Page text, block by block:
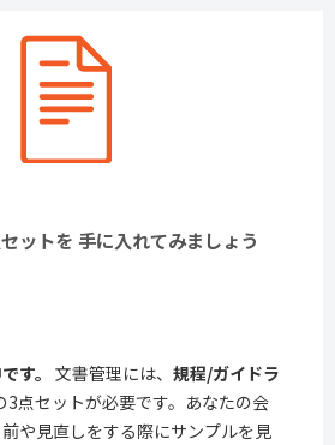
ットを 手に入れてみましょう
す。 文書管理には、 規程/ガイドラ
3点セットが必要です。あなたの会
や見直しをする際にサンプルを見